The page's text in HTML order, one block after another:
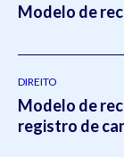
Modelo de
DIREITO
Modelo de
registro de